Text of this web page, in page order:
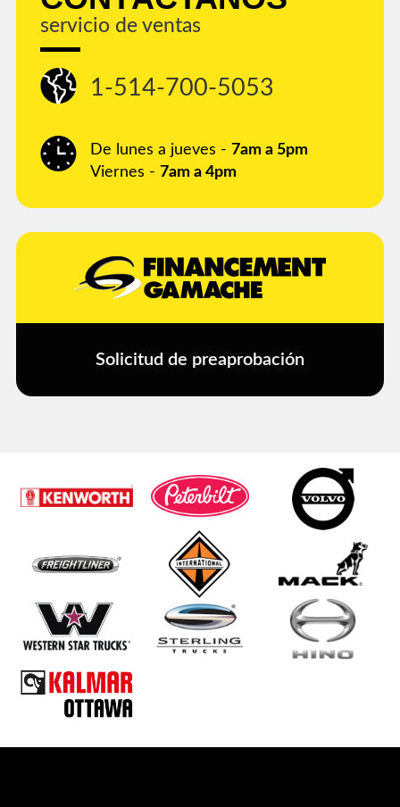
servicio de ventas
1-514-700-5053
De lunes a jueves - 7am a 5pm
Viernes - 7am a 4pm
Solicitud de preaprobación